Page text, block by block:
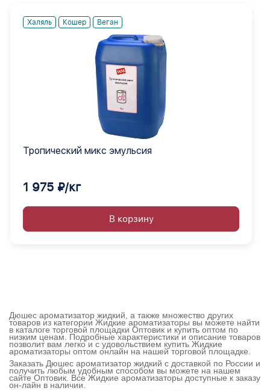
Халяль Кошер Веган
Тропический микс эмульсия
1 975 ₽/кг
В корзину
Дюшес ароматизатор жидкий, а также множество других
товаров из категории Жидкие ароматизаторы вы можете найти
в каталоге торговой площадки Оптовик и купить оптом по
низким ценам. Подробные характеристики и описание товаров
позволит вам легко и с удовольствием купить Жидкие
ароматизаторы оптом онлайн на нашей торговой площадке.
Заказать Дюшес ароматизатор жидкий с доставкой по России и
получить любым удобным способом вы можете на нашем
сайте Оптовик. Все Жидкие ароматизаторы доступные к заказу
он-лайн в наличии.